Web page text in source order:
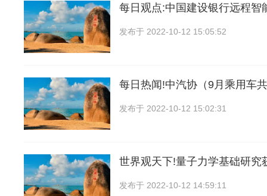
每日观点:中国建设银行远程智
发布于 2022-10-12 15:05:52
每日热闻!中汽协（9月乘用车
发布于 2022-10-12 15:02:31
世界观天下!量子力学基础研究
发布于 2022-10-12 14:59:11